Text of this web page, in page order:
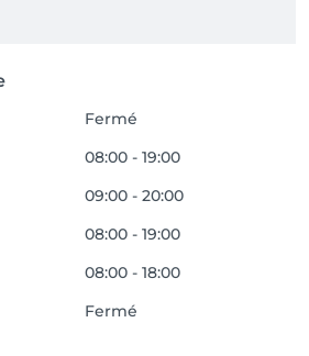
Fermé
08:00 - 19:00
09:00 - 20:00
08:00 - 19:00
08:00 - 18:00
Fermé